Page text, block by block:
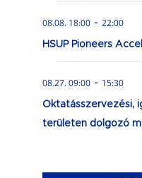
08.08. 18:00 - 22:00
HSUP Pioneers
08.27. 09:00 - 15:30
Oktatásszervezési,
területen dolgozó